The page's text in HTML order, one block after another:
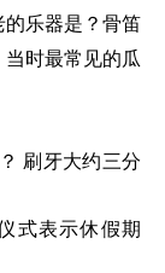
的乐器是？骨笛
时最常见的瓜
刷牙大约三分
式表示休假期